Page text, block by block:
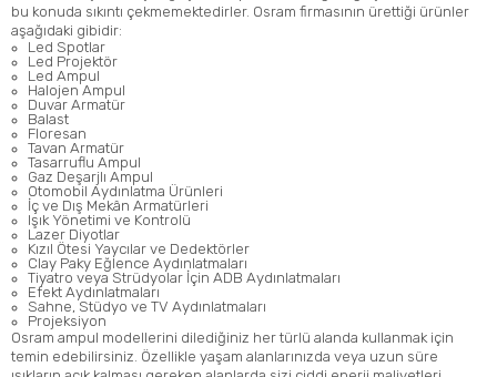
bu konuda sıkıntı çekmemektedirler. Osram firmasının ürettiği ürünler
aşağıdaki gibidir:
Led Spotlar
Led Projektör
Led Ampul
Halojen Ampul
Duvar Armatür
Balast
Floresan
Tavan Armatür
Tasarruflu Ampul
Gaz Deşarjlı Ampul
Otomobil Aydınlatma Ürünleri
İç ve Dış Mekân Armatürleri
Işık Yönetimi ve Kontrolü
Lazer Diyotlar
Kızıl Ötesi Yaycılar ve Dedektörler
Clay Paky Eğlence Aydınlatmaları
Tiyatro veya Strüdyolar İçin ADB Aydınlatmaları
Efekt Aydınlatmaları
Sahne, Stüdyo ve TV Aydınlatmaları
Projeksiyon
Osram ampul modellerini dilediğiniz her türlü alanda kullanmak için
temin edebilirsiniz. Özellikle yaşam alanlarınızda veya uzun süre